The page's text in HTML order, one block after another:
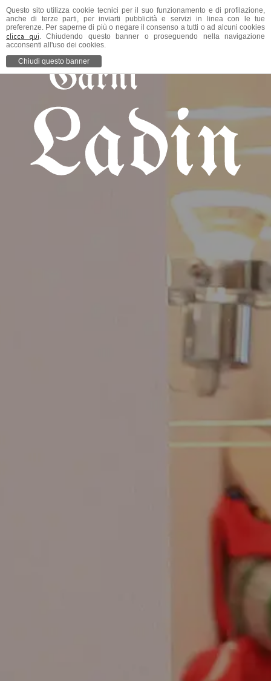
Questo sito utilizza cookie tecnici per il suo funzionamento e di profilazione,
anche di terze parti, per inviarti pubblicità e servizi in linea con le tue
preferenze. Per saperne di più o negare il consenso a tutti o ad alcuni cookies
clicca qui. Chiudendo questo banner o proseguendo nella navigazione
acconsenti all'uso dei cookies.
Chiudi questo banner